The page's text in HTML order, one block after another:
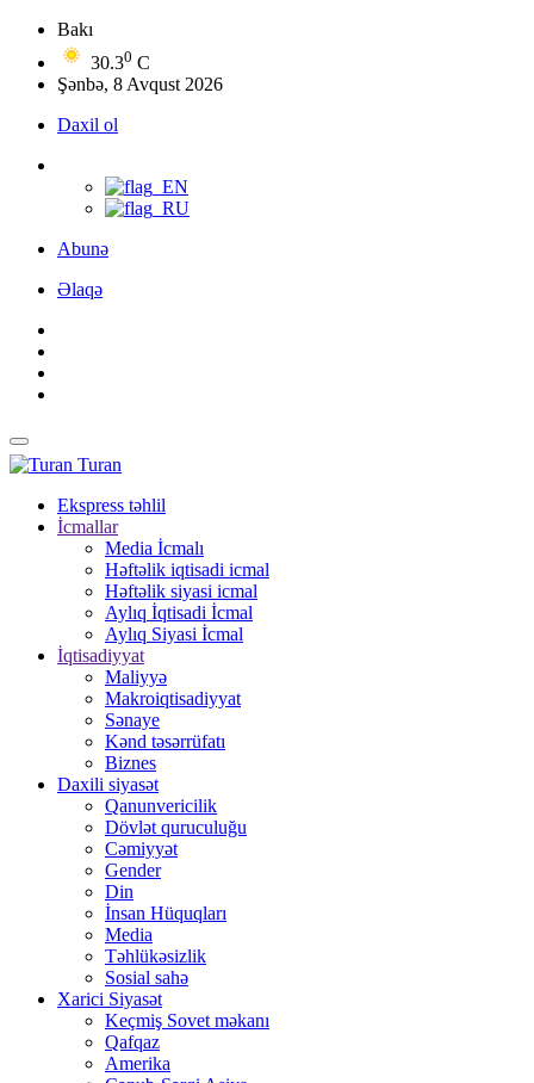
Bakı
30.30 C
Şənbə, 8 Avqust 2026
Daxil ol
Abunə
Əlaqə
Turan
Ekspress təhlil
İcmallar
Media İcmalı
Həftəlik iqtisadi icmal
Həftəlik siyasi icmal
Aylıq İqtisadi İcmal
Aylıq Siyasi İcmal
İqtisadiyyat
Maliyyə
Makroiqtisadiyyat
Sənaye
Kənd təsərrüfatı
Biznes
Daxili siyasət
Qanunvericilik
Dövlət quruculuğu
Cəmiyyət
Gender
Din
İnsan Hüquqları
Media
Təhlükəsizlik
Sosial sahə
Xarici Siyasət
Keçmiş Sovet məkanı
Qafqaz
Amerika